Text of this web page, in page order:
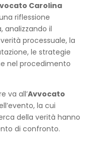
Carolina
riflessione
analizzando il
processuale, la
le strategie
nel procedimento
va all’Avvocato
la cui
della verità hanno
di confronto.